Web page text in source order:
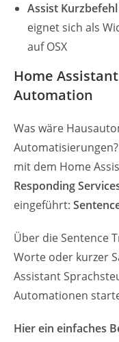
Assist
eignet sich als
auf OSX
Home
Automation
Was wäre
mit dem Home
Responding
eingeführt:
Über die Sentence
Worte oder kurzer
Assistant
Automationen
Hier ein einfaches